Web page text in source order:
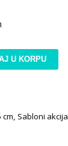
U KORPU
cm, Sabloni akcija